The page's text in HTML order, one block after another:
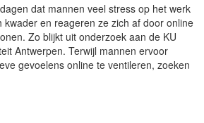
dat mannen veel stress op het werk
kwader en reageren ze zich af door online
Zo blijkt uit onderzoek aan de KU
Antwerpen. Terwijl mannen ervoor
gevoelens online te ventileren, zoeken